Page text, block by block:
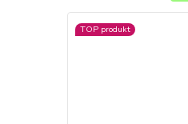
TOP produkt